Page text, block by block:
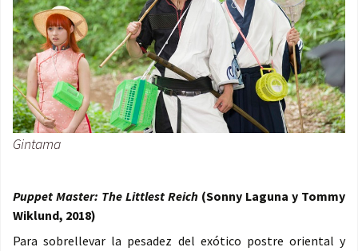
Gintama
Puppet Master: The Littlest Reich (Sonny Laguna y Tommy
Wiklund, 2018)
Para sobrellevar la pesadez del exótico postre oriental y